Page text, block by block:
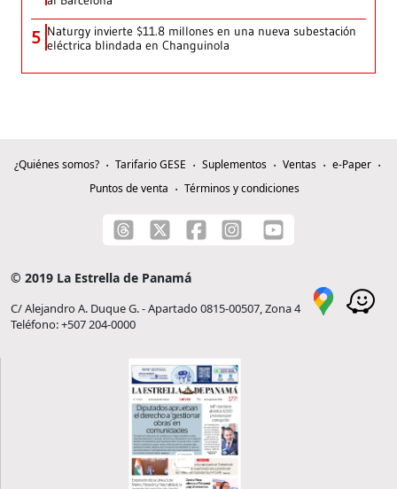
5 Naturgy invierte $11.8 millones en una nueva subestación
eléctrica blindada en Changuinola
¿Quiénes somos? Tarifario GESE Suplementos Ventas
e-Paper
Puntos de venta
Términos y condiciones
© 2019 La Estrella de Panamá
C/ Alejandro A. Duque G. - Apartado 0815-00507, Zona 4
Teléfono: +507 204-0000